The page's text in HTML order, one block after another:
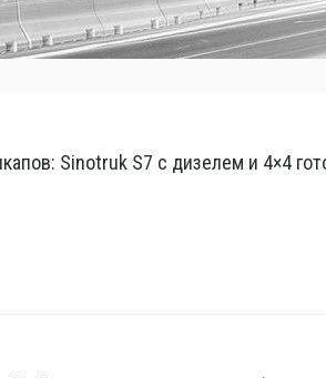
Sinotruk S7 с дизелем и 4×4